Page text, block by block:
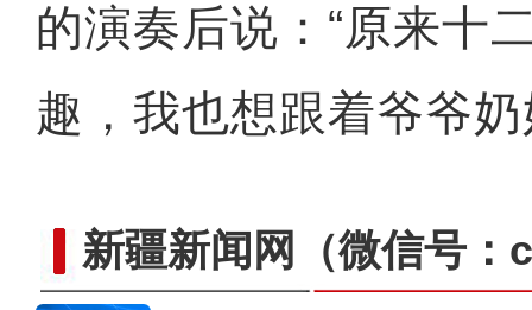
的演奏后说：“原来十
趣，我也想跟着爷爷
新疆新闻网 （微信号